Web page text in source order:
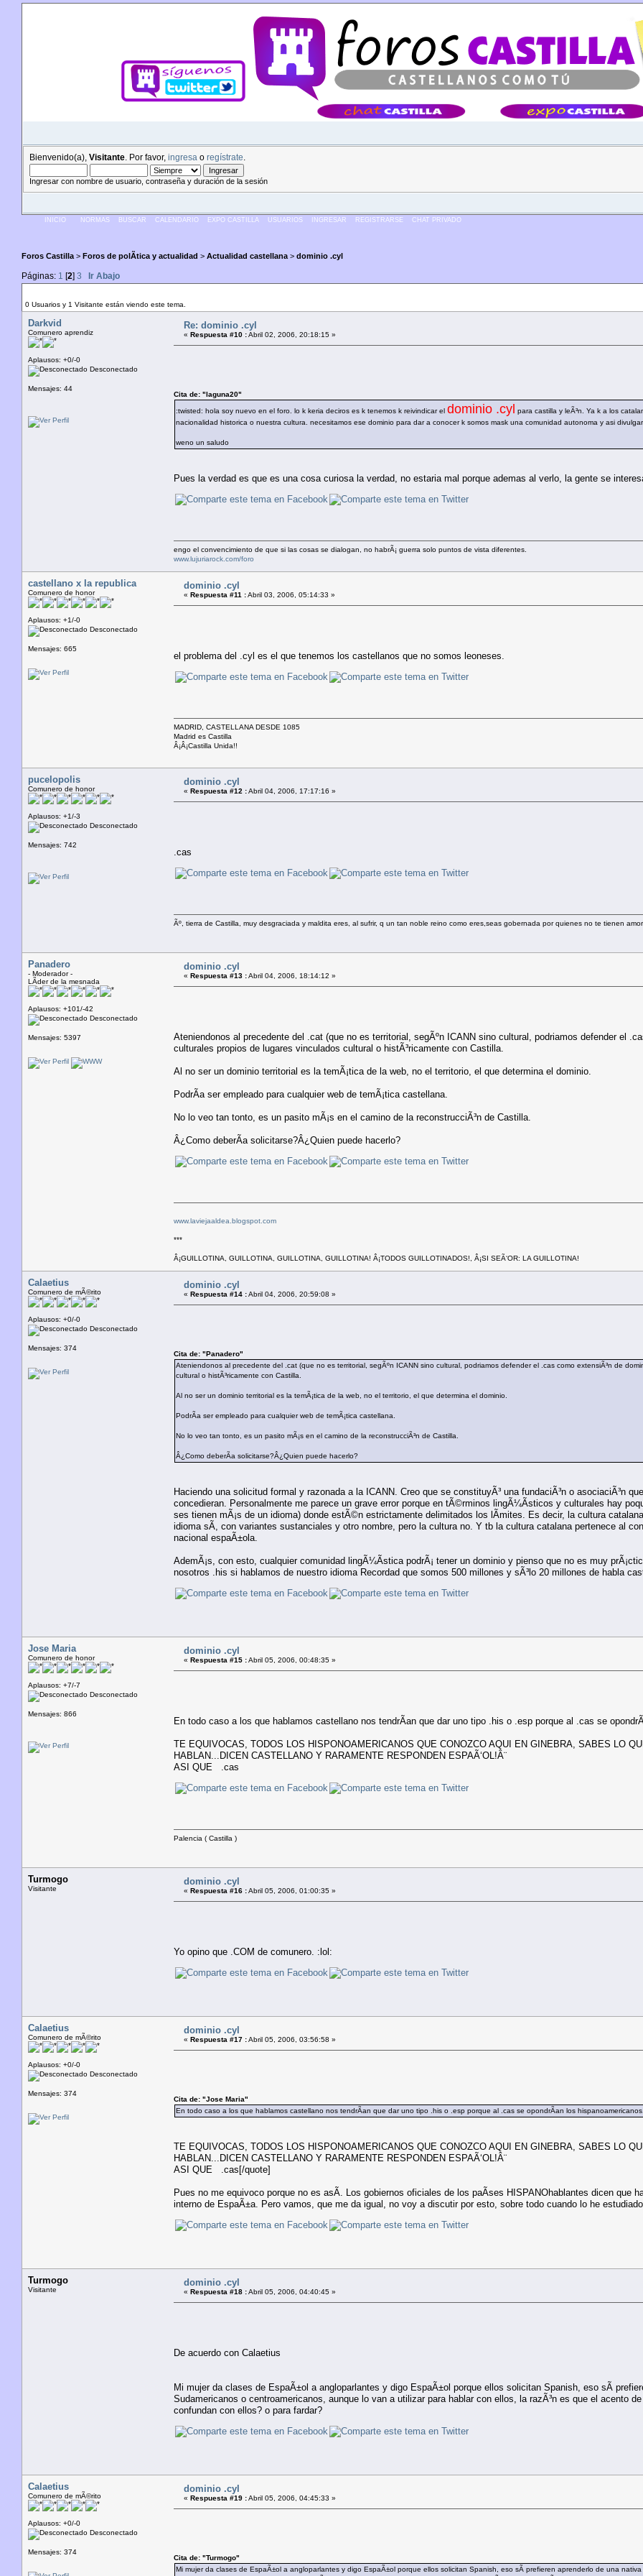
Bienvenido(a), Visitante . Por favor, ingresa o regístrate
Ingresar con nombre de usuario, contraseña y duración de la sesión
INICIO NORMAS BUSCAR CALENDARIO EXPO CASTILLA USUARIOS INGRESAR REGISTRARSE CHAT PRIVADO
Foros Castilla > Foros de polÃ­tica y actualidad > Actualidad castellana > dominio .cyl
Páginas: 1 [2] 3 Ir Abajo
0 Usuarios y 1 Visitante están viendo este tema.
Darkvid
Comunero aprendiz
Aplausos: +0/-0
Desconectado
Mensajes: 44
Re: dominio .cyl
« Respuesta #10 :Abril 02, 2006, 20:18:15 »
Cita de: "laguna20"
:twisted: hola soy nuevo en el foro. lo k keria deciros es k tenemos k reivindicar el dominio .cyl para castilla y leÃ³n. Ya k a los
nacionalidad historica o nuestra cultura. necesitamos ese dominio para dar a conocer k somos mask una comunidad autonoma y asi
weno un saludo
Pues la verdad es que es una cosa curiosa la verdad, no estaria mal porque ademas al verlo, la gente se
engo el convencimiento de que si las cosas se dialogan, no habrÃ¡ guerra solo puntos de vista diferentes.
www.lujuriarock.com/foro
castellano x la republica
Comunero de honor
Aplausos: +1/-0
Desconectado
Mensajes: 665
dominio .cyl
« Respuesta #11 :Abril 03, 2006, 05:14:33 »
el problema del .cyl es el que tenemos los castellanos que no somos leoneses.
MADRID, CASTELLANA DESDE 1085
Madrid es Castilla
Â¡Â¡Castilla Unida!!
pucelopolis
Comunero de honor
Aplausos: +1/-3
Desconectado
Mensajes: 742
dominio .cyl
« Respuesta #12 :Abril 04, 2006, 17:17:16 »
.cas
Ãº, tierra de Castilla, muy desgraciada y maldita eres, al sufrir, q un tan noble reino como eres,seas gobernada por quienes no te tienen
Panadero
- Moderador -
LÃ­der de la mesnada
Aplausos: +101/-42
Desconectado
Mensajes: 5397
dominio .cyl
« Respuesta #13 :Abril 04, 2006, 18:14:12 »
Ateniendonos al precedente del .cat (que no es territorial, segÃºn ICANN sino cultural, podriamos defender el
culturales propios de lugares vinculados cultural o histÃ³ricamente con Castilla.
Al no ser un dominio territorial es la temÃ¡tica de la web, no el territorio, el que determina el dominio.
PodrÃ­a ser empleado para cualquier web de temÃ¡tica castellana.
No lo veo tan tonto, es un pasito mÃ¡s en el camino de la reconstrucciÃ³n de Castilla.
Â¿Como deberÃ­a solicitarse?Â¿Quien puede hacerlo?
www.laviejaaldea.blogspot.com
***
Â¡GUILLOTINA, GUILLOTINA, GUILLOTINA, GUILLOTINA! Â¡TODOS GUILLOTINADOS!, Â¡SI SEÃ‘OR: LA GUILLOTINA!
Calaetius
Comunero de mÃ©rito
Aplausos: +0/-0
Desconectado
Mensajes: 374
dominio .cyl
« Respuesta #14 :Abril 04, 2006, 20:59:08 »
Cita de: "Panadero"
Ateniendonos al precedente del .cat (que no es territorial, segÃºn ICANN sino cultural, podriamos defender el .cas como extensiÃ³n de
cultural o histÃ³ricamente con Castilla.
Al no ser un dominio territorial es la temÃ¡tica de la web, no el territorio, el que determina el dominio.
PodrÃ­a ser empleado para cualquier web de temÃ¡tica castellana.
No lo veo tan tonto, es un pasito mÃ¡s en el camino de la reconstrucciÃ³n de Castilla.
Â¿Como deberÃ­a solicitarse?Â¿Quien puede hacerlo?
Haciendo una solicitud formal y razonada a la ICANN. Creo que se constituyÃ³ una fundaciÃ³n o asociaciÃ³n
concedieran. Personalmente me parece un grave error porque en tÃ©rminos lingÃ¼Ã­sticos y culturales hay
ses tienen mÃ¡s de un idioma) donde estÃ©n estrictamente delimitados los lÃ­mites. Es decir, la cultura
idioma sÃ­, con variantes sustanciales y otro nombre, pero la cultura no. Y tb la cultura catalana pertenece al
nacional espaÃ±ola.
AdemÃ¡s, con esto, cualquier comunidad lingÃ¼Ã­stica podrÃ¡ tener un dominio y pienso que no es muy
nosotros .his si hablamos de nuestro idioma Recordad que somos 500 millones y sÃ³lo 20 millones de habla
Jose Maria
Comunero de honor
Aplausos: +7/-7
Desconectado
Mensajes: 866
dominio .cyl
« Respuesta #15 :Abril 05, 2006, 00:48:35 »
En todo caso a los que hablamos castellano nos tendrÃ­an que dar uno tipo .his o .esp porque al .cas se
TE EQUIVOCAS, TODOS LOS HISPONOAMERICANOS QUE CONOZCO AQUI EN GINEBRA, SABES LO
HABLAN...DICEN CASTELLANO Y RARAMENTE RESPONDEN ESPAÃ‘OL!Â¨
ASI QUE .cas
Palencia ( Castilla )
Turmogo
Visitante
dominio .cyl
« Respuesta #16 :Abril 05, 2006, 01:00:35 »
Yo opino que .COM de comunero. :lol:
Calaetius
Comunero de mÃ©rito
Aplausos: +0/-0
Desconectado
Mensajes: 374
dominio .cyl
« Respuesta #17 :Abril 05, 2006, 03:56:58 »
Cita de: "Jose Maria"
En todo caso a los que hablamos castellano nos tendrÃ­an que dar uno tipo .his o .esp porque al .cas se opondrÃ­an los hispanoamericanos.
TE EQUIVOCAS, TODOS LOS HISPONOAMERICANOS QUE CONOZCO AQUI EN GINEBRA, SABES LO
HABLAN...DICEN CASTELLANO Y RARAMENTE RESPONDEN ESPAÃ‘OL!Â¨
ASI QUE .cas[/quote]
Pues no me equivoco porque no es asÃ­. Los gobiernos oficiales de los paÃ­ses HISPANOhablantes dicen que
interno de EspaÃ±a. Pero vamos, que me da igual, no voy a discutir por esto, sobre todo cuando lo he estudiado
Turmogo
Visitante
dominio .cyl
« Respuesta #18 :Abril 05, 2006, 04:40:45 »
De acuerdo con Calaetius
Mi mujer da clases de EspaÃ±ol a angloparlantes y digo EspaÃ±ol porque ellos solicitan Spanish, eso sÃ­
Sudamericanos o centroamericanos, aunque lo van a utilizar para hablar con ellos, la razÃ³n es que el acento
confundan con ellos? o para fardar?
Calaetius
Comunero de mÃ©rito
Aplausos: +0/-0
Desconectado
Mensajes: 374
dominio .cyl
« Respuesta #19 :Abril 05, 2006, 04:45:33 »
Cita de: "Turmogo"
Mi mujer da clases de EspaÃ±ol a angloparlantes y digo EspaÃ±ol porque ellos solicitan Spanish, eso sÃ­ prefieren aprenderlo de una